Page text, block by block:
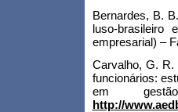
Bernardes, B.
luso-brasileiro
empresarial) –
Carvalho, G. R.
funcionários:
em
http://